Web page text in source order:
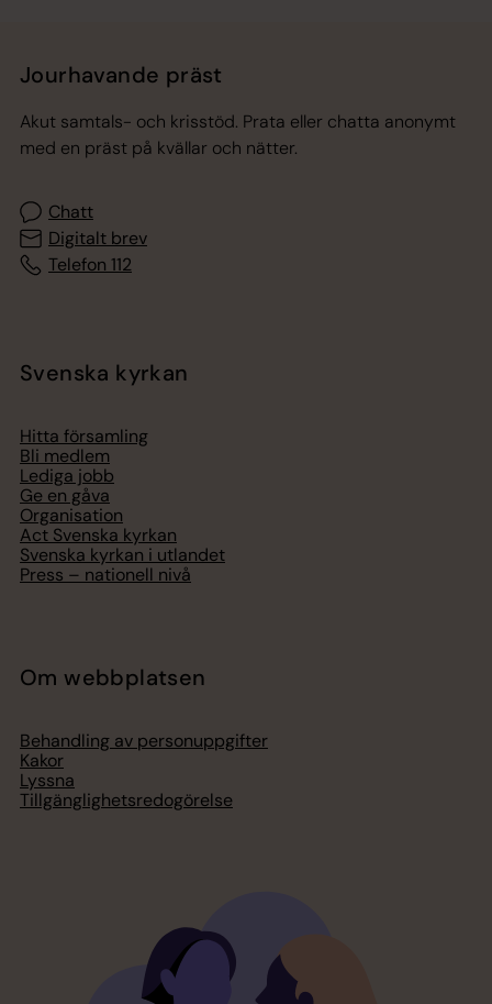
Jourhavande präst
Akut samtals- och krisstöd. Prata eller chatta anonymt
med en präst på kvällar och nätter.
Chatt
Digitalt brev
Telefon 112
Svenska kyrkan
Hitta församling
Bli medlem
Lediga jobb
Ge en gåva
Organisation
Act Svenska kyrkan
Svenska kyrkan i utlandet
Press – nationell nivå
Om webbplatsen
Behandling av personuppgifter
Kakor
Lyssna
Tillgänglighetsredogörelse